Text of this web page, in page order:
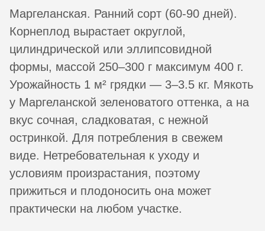
Маргеланская. Ранний сорт (60-90 дней).
Корнеплод вырастает округлой,
цилиндрической или эллипсовидной
формы, массой 250–300 г максимум 400 г.
Урожайность 1 м² грядки — 3–3.5 кг. Мякоть
у Маргеланской зеленоватого оттенка, а на
вкус сочная, сладковатая, с нежной
остринкой. Для потребления в свежем
виде. Нетребовательная к уходу и
условиям произрастания, поэтому
прижиться и плодоносить она может
практически на любом участке.